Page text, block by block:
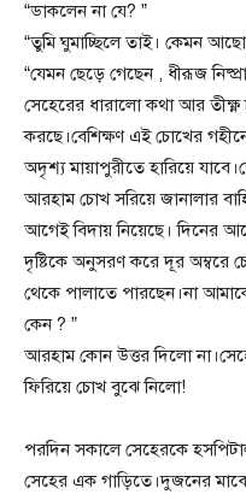
“ডাকলেন না যে? ”
“তুমি ঘুমাচ্ছিলে তাই। কেমন
“যেমন ছেড়ে গেছেন , ধীরূজ
সেহেরের ধারালো কথা আর
করছে।বেশিক্ষণ এই চোখের
অদৃশ্য মায়াপুরীতে হারিয়ে
আরহাম চোখ সরিয়ে জানালার
আগেই বিদায় নিয়েছে। দিনের
দৃষ্টিকে অনুসরণ করে দূর অম্বরে
থেকে পালাতে পারছেন।না
কেন ? ”
আরহাম কোন উত্তর দিলো
ফিরিয়ে চোখ বুঝে নিলো!
পরদিন সকালে সেহেরকে
সেহের এক গাড়িতে।দুজনের